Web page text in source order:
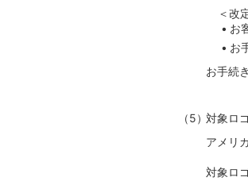
＜改
お
お
お手続
対象ロ
アメリ
対象ロ